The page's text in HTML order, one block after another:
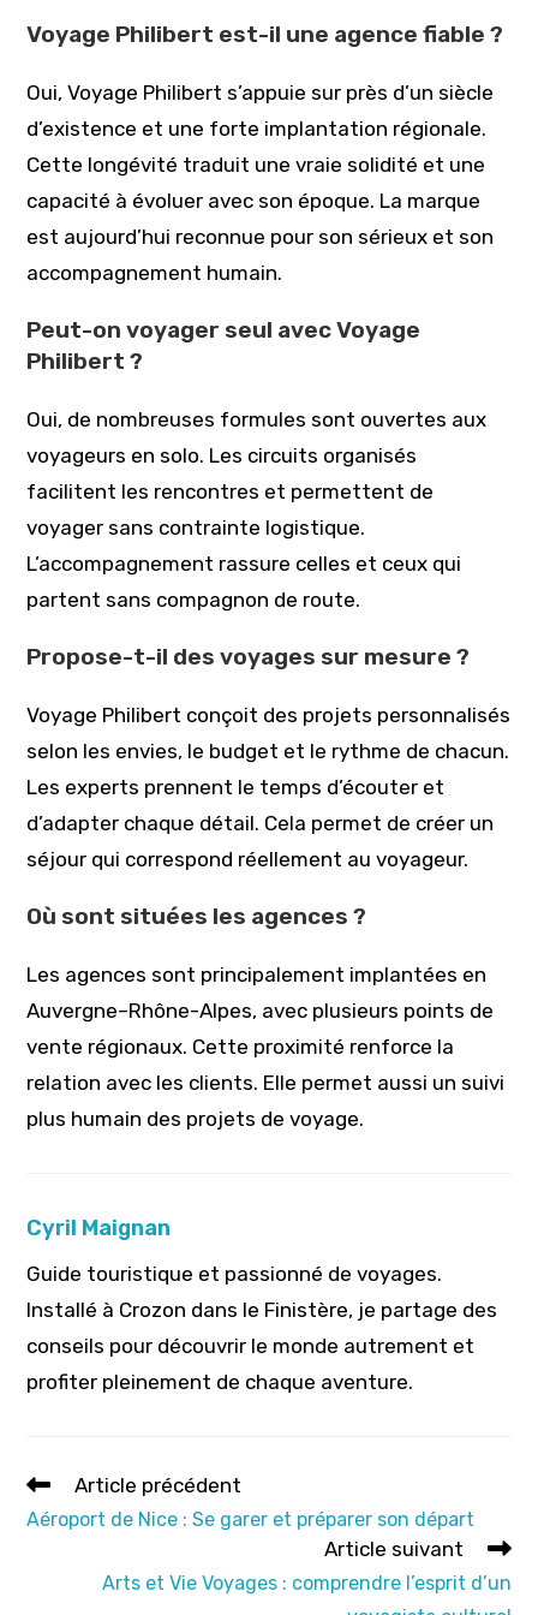
Voyage Philibert est-il une agence fiable ?
Oui, Voyage Philibert s’appuie sur près d’un siècle
d’existence et une forte implantation régionale.
Cette longévité traduit une vraie solidité et une
capacité à évoluer avec son époque. La marque
est aujourd’hui reconnue pour son sérieux et son
accompagnement humain.
Peut-on voyager seul avec Voyage
Philibert ?
Oui, de nombreuses formules sont ouvertes aux
voyageurs en solo. Les circuits organisés
facilitent les rencontres et permettent de
voyager sans contrainte logistique.
L’accompagnement rassure celles et ceux qui
partent sans compagnon de route.
Propose-t-il des voyages sur mesure ?
Voyage Philibert conçoit des projets personnalisés
selon les envies, le budget et le rythme de chacun.
Les experts prennent le temps d’écouter et
d’adapter chaque détail. Cela permet de créer un
séjour qui correspond réellement au voyageur.
Où sont situées les agences ?
Les agences sont principalement implantées en
Auvergne–Rhône-Alpes, avec plusieurs points de
vente régionaux. Cette proximité renforce la
relation avec les clients. Elle permet aussi un suivi
plus humain des projets de voyage.
Cyril Maignan
Guide touristique et passionné de voyages.
Installé à Crozon dans le Finistère, je partage des
conseils pour découvrir le monde autrement et
profiter pleinement de chaque aventure.
Read
more
articles
Article précédent
Aéroport de Nice : Se garer et préparer son départ
Article suivant
Arts et Vie Voyages : comprendre l’esprit d’un